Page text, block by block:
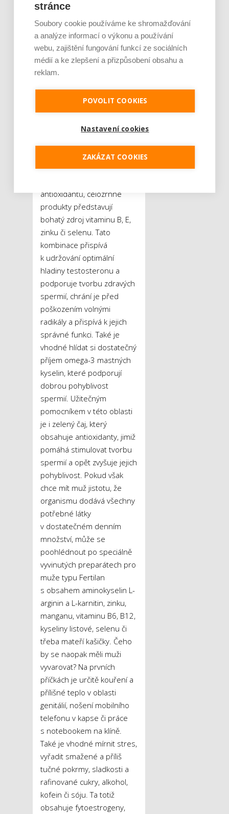
Pokud jsou hodnoty
spermiogramu nevyhovující,
lékaři v první fázi doporučí
muži upravit životní styl.
Obvykle se zaměří na to,
aby do své rutiny zařadil
postrádá, a přidal do
Rajčata, špenát, papriky
nebo třeba mrkev jsou
antioxidantů, celozrnné
produkty představují
bohatý zdroj vitaminu B, E,
zinku či selenu. Tato
kombinace přispívá
k udržování optimální
hladiny testosteronu a
podporuje tvorbu zdravých
spermií, chrání je před
poškozením volnými
radikály a přispívá k jejich
správné funkci. Také je
vhodné hlídat si dostatečný
příjem omega-3 mastných
kyselin, které podporují
dobrou pohyblivost
spermií. Užitečným
pomocníkem v této oblasti
je i zelený čaj, který
obsahuje antioxidanty, jimiž
pomáhá stimulovat tvorbu
spermií a opět zvyšuje jejich
pohyblivost. Pokud však
chce mít muž jistotu, že
organismu dodává všechny
potřebné látky
v dostatečném denním
množství, může se
poohlédnout po speciálně
vyvinutých preparátech pro
muže typu Fertilan
s obsahem aminokyselin L-
arginin a L-karnitin, zinku,
manganu, vitaminu B6, B12,
kyseliny listové, selenu či
třeba mateří kašičky. Čeho
by se naopak měli muži
vyvarovat? Na prvních
příčkách je určitě kouření a
přílišné teplo v oblasti
genitálií, nošení mobilního
telefonu v kapse či práce
s notebookem na klíně.
Také je vhodné mírnit stres,
vyřadit smažené a příliš
tučné pokrmy, sladkosti a
rafinované cukry, alkohol,
kofein či sóju. Ta totiž
obsahuje fytoestrogeny,
stránce
Soubory cookie používáme ke shromažďování
a analýze informací o výkonu a používání
webu, zajištění fungování funkcí ze sociálních
médií a ke zlepšení a přizpůsobení obsahu a
reklam.
POVOLIT COOKIES
Nastavení cookies
ZAKÁZAT COOKIES